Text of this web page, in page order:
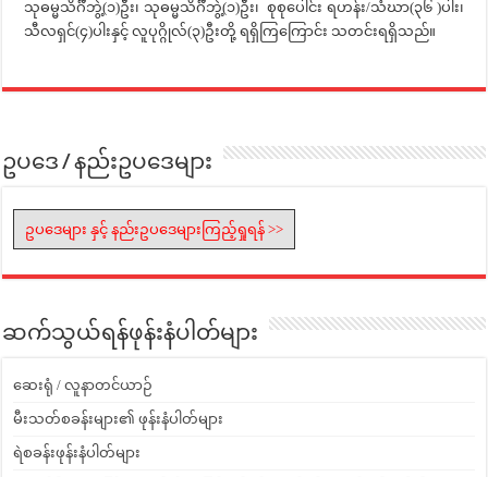
သုဓမ္မသိင်္ဂီဘွဲ့(၁)ဦး၊ သုဓမ္မသိင်္ဂီဘွဲ့(၁)ဦး၊ စုစုပေါင်း ရဟန်း/သံဃာ(၃၆ )ပါး၊
သီလရှင်(၄)ပါးနှင့် လူပုဂ္ဂိုလ်(၃)ဦးတို့ ရရှိ‌ကြကြောင်း သတင်းရရှိသည်။
ဥပဒေ / နည်းဥပဒေများ
ဥပဒေများ နှင့် နည်းဥပဒေများကြည့်ရှုရန် >>
ဆက်သွယ်ရန်ဖုန်းနံပါတ်များ
ဆေးရုံ / လူနာတင်ယာဉ်
မီးသတ်စခန်းများ၏ ဖုန်းနံပါတ်များ
ရဲစခန်းဖုန်းနံပါတ်များ